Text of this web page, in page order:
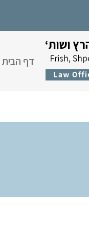
דף הבית